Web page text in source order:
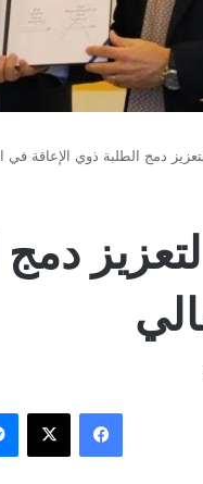
دمج الطلبة ذوي الإعاقة في
فيسبوك ‫X